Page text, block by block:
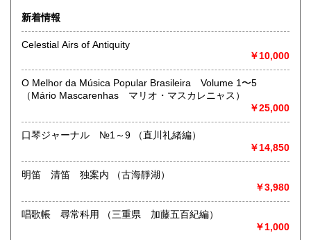
最寄駅：名古屋市営地下鉄鶴舞線
営業時間：12:00～18:00
定休日：火曜日定休(仕入れのため不定休となる場合がござい
書籍の買取について
また、江戸期からの古地図、刷り物など、視覚的に当時の様
子がわかる資料に力を入れております。
す。
どうぞお気軽にご相談ください。
取り扱い分野
歴史、社会科学、自然科学、美術工芸、国語国文、古典籍、
新着情報
Celestial Airs of Antiquity
￥10,000
O Melhor da Música Popular Brasileira Volume 1〜5
（Mário Mascarenhas マリオ・マスカレニャス）
￥25,000
口琴ジャーナル №1～9 （直川礼緒編）
￥14,850
明笛 清笛 独案内 （古海靜湖）
￥3,980
唱歌帳 尋常科用 （三重県 加藤五百紀編）
￥1,000